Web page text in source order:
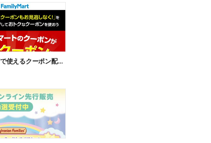
【おトク】お店で使えるクーポン配信中